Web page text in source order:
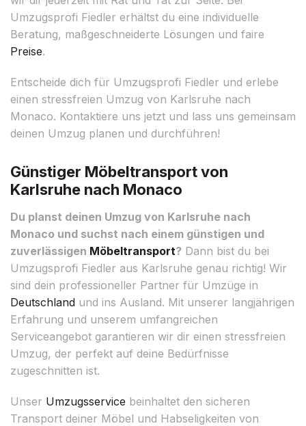
Umzugsprofi Fiedler erhältst du eine individuelle
Beratung, maßgeschneiderte Lösungen und faire
Preise.
Entscheide dich für Umzugsprofi Fiedler und erlebe
einen stressfreien Umzug von Karlsruhe nach
Monaco. Kontaktiere uns jetzt und lass uns gemeinsam
deinen Umzug planen und durchführen!
Günstiger Möbeltransport von
Karlsruhe nach Monaco
Du planst deinen Umzug von Karlsruhe nach
Monaco und suchst nach einem günstigen und
zuverlässigen Möbeltransport? Dann bist du bei
Umzugsprofi Fiedler aus Karlsruhe genau richtig! Wir
sind dein professioneller Partner für Umzüge in
Deutschland und ins Ausland. Mit unserer langjährigen
Erfahrung und unserem umfangreichen
Serviceangebot garantieren wir dir einen stressfreien
Umzug, der perfekt auf deine Bedürfnisse
zugeschnitten ist.
Unser Umzugsservice beinhaltet den sicheren
Transport deiner Möbel und Habseligkeiten von